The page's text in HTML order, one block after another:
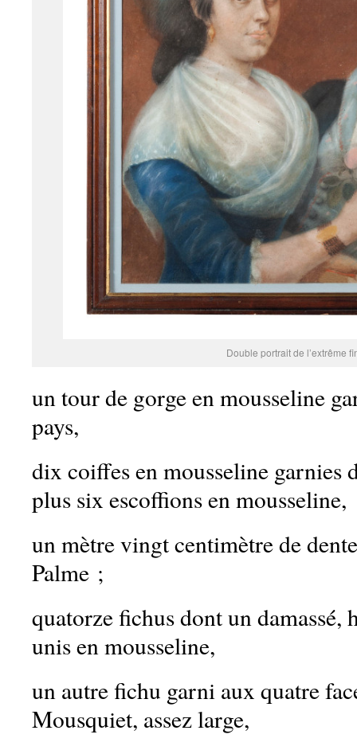
Double portrait de l’extrême
un tour de gorge en mousseline
pays,
dix coiffes en mousseline garnies
plus six escoffions en mousseline,
un mètre vingt centimètre de
Palme ;
quatorze fichus dont un damassé,
unis en mousseline,
un autre fichu garni aux quatre
Mousquiet, assez large,